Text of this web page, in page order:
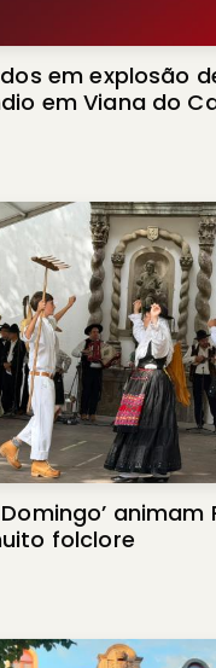
em explosão
em Viana do
animam
folclore